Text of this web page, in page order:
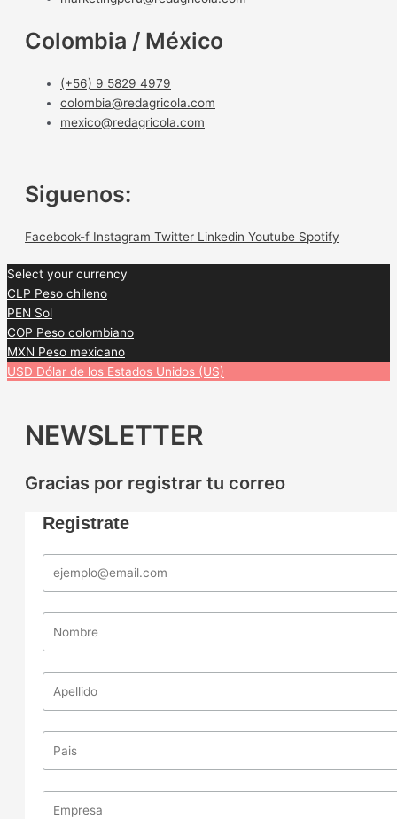
Colombia / México
(+56) 9 5829 4979
colombia@redagricola.com
mexico@redagricola.com
Siguenos:
Facebook-f Instagram Twitter Linkedin Youtube Spotify
Select your currency
CLP Peso chileno
PEN Sol
COP Peso colombiano
MXN Peso mexicano
USD Dólar de los Estados Unidos (US)
NEWSLETTER
Gracias por registrar tu correo
Registrate